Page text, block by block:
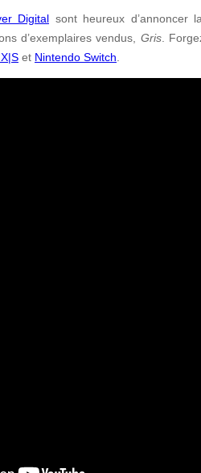
Digital sont heureux d’annoncer
d’exemplaires vendus, Gris.
et Nintendo Switch